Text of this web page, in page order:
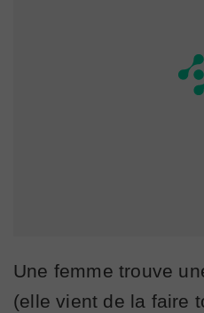
Une femme trouve
(elle vient de la faire